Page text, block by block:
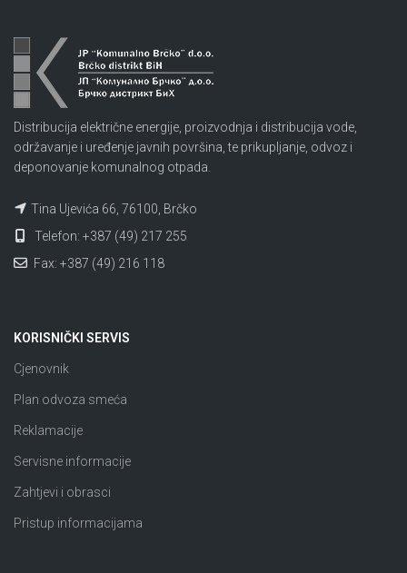
Distribucija električne energije, proizvodnja i distribucija vode,
održavanje i uređenje javnih površina, te prikupljanje, odvoz i
deponovanje komunalnog otpada.
Tina Ujevića 66, 76100, Brčko
Telefon: +387 (49) 217 255
Fax: +387 (49) 216 118
KORISNIČKI SERVIS
Cjenovnik
Plan odvoza smeća
Reklamacije
Servisne informacije
Zahtjevi i obrasci
Pristup informacijama